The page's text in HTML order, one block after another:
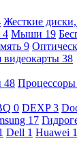
Жесткие
4 Мыши 19
9
38
48 Процессоры
0 DEXP3
17
Dell 1 Huawei 1